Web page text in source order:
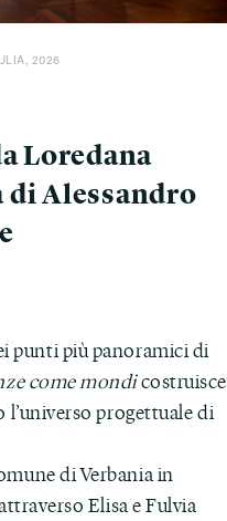
2026
Loredana
Alessandro
punti più panoramici di
come mondicostruisce
progettuale di
di Verbania in
Elisa e Fulvia